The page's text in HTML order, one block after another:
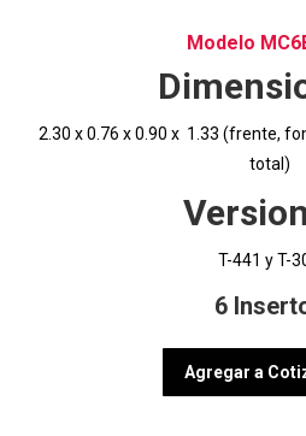
Modelo
2.30 x 0.76 x 0.90 x 1.33 (frente,
total)
T-441 y T-
6
Agregar a